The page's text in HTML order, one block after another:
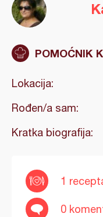
POMOĆNIK
Lokacija:
Rođen/a sam:
Kratka biografija:
1
0